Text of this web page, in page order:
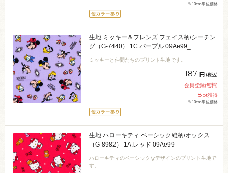
※10cm単位価格
生地 ミッキー＆フレンズ フェイス柄/シーチン
グ（G-7440） 1C.パープル 09Ae99_
ミッキーと仲間たちのプリント生地です。
187 円 (税込)
会員登録(無料)
8pt獲得
※10cm単位価格
生地 ハローキティ ベーシック総柄/オックス
（G-8982） 1A.レッド 09Ae99_
ハローキティのベーシックなデザインのプリント生地で
す。